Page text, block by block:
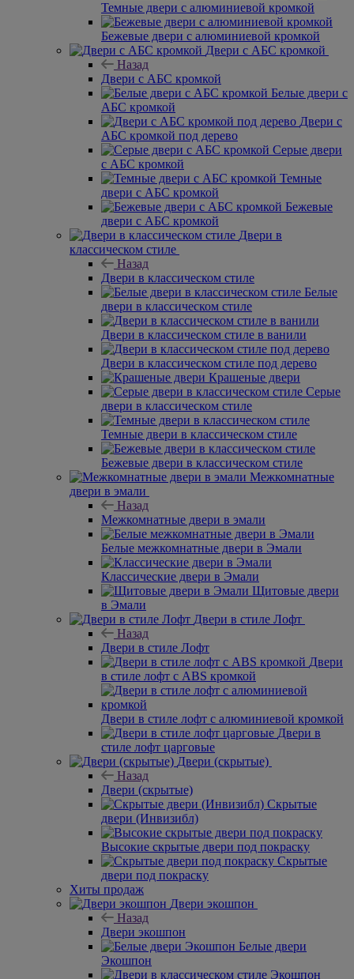
Темные двери с алюминиевой кромкой
Бежевые двери с алюминиевой кромкой
Двери с АБС кромкой
Назад
Двери с АБС кромкой
Белые двери с
АБС кромкой
Двери с
АБС кромкой под дерево
Серые двери
с АБС кромкой
Темные
двери с АБС кромкой
Бежевые
двери с АБС кромкой
Двери в
классическом стиле
Назад
Двери в классическом стиле
Белые
двери в классическом стиле
Двери в классическом стиле в ванили
Двери в классическом стиле под дерево
Крашеные двери
Серые
двери в классическом стиле
Темные двери в классическом стиле
Бежевые двери в классическом стиле
Межкомнатные
двери в эмали
Назад
Межкомнатные двери в эмали
Белые межкомнатные двери в Эмали
Классические двери в Эмали
Щитовые двери
в Эмали
Двери в стиле Лофт
Назад
Двери в стиле Лофт
Двери
в стиле лофт с ABS кромкой
Двери в стиле лофт с алюминиевой кромкой
Двери в
стиле лофт царговые
Двери (скрытые)
Назад
Двери (скрытые)
Скрытые
двери (Инвизибл)
Высокие скрытые двери под покраску
Скрытые
двери под покраску
Хиты продаж
Двери экошпон
Назад
Двери экошпон
Белые двери
Экошпон